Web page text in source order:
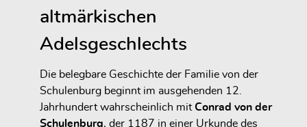
altmärkischen
Adelsgeschlechts
Die belegbare Geschichte der Familie von der
Schulenburg beginnt im ausgehenden 12.
Jahrhundert wahrscheinlich mit Conrad von der
Schulenburg, der 1187 in einer Urkunde des